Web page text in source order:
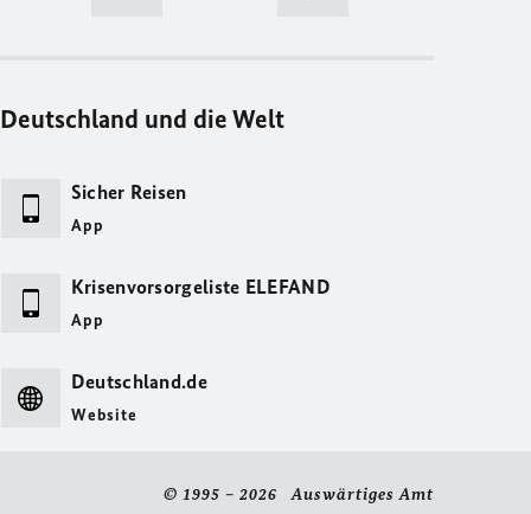
Deutschland und die Welt
Sicher Reisen
App
Krisenvorsorgeliste ELEFAND
App
Deutschland.de
Website
© 1995 – 2026 Auswärtiges Amt